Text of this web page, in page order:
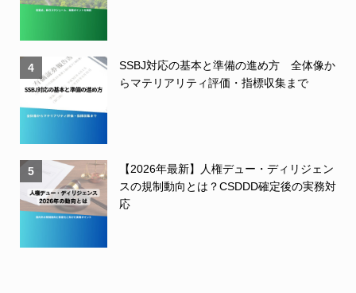
4
SSBJ対応の基本と準備の進め方 全体像か
らマテリアリティ評価・指標収集まで
5
【2026年最新】人権デュー・ディリジェン
スの規制動向とは？CSDDD確定後の実務対
応